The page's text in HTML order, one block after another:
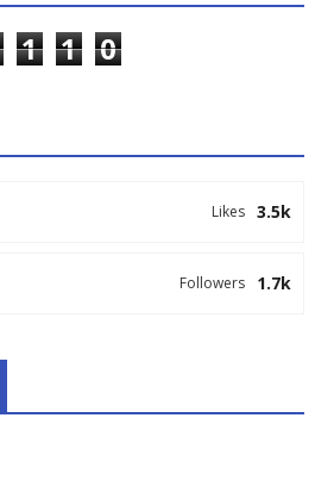
1 1 0
3.5k
Likes
1.7k
Followers